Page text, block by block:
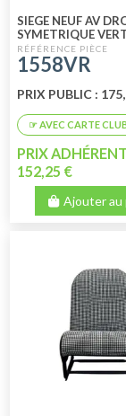
SIEGE NEUF AV
SYMETRIQUE
1558VR
PRIX PUBLIC :
PRIX
152,25 €
Ajouter au